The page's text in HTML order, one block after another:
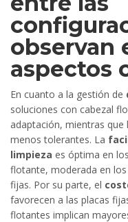
observan
aspectos
En cuanto a la gestión de
soluciones con cabezal
adaptación, mientras que
menos tolerantes. La
limpieza es óptima en
flotante, moderada en
fijas. Por su parte, el
favorecen a las placas
flotantes implican